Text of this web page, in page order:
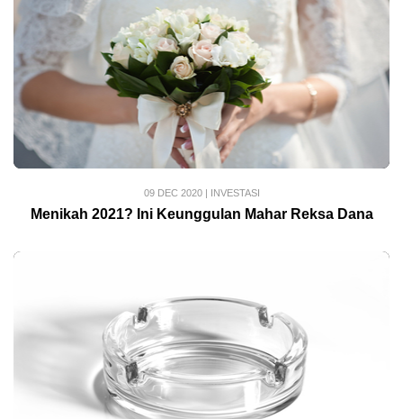
09 DEC 2020| INVESTASI
Menikah 2021? Ini Keunggulan Mahar Reksa Dana